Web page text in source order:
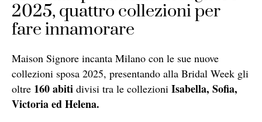
2025, quattro collezioni per
fare innamorare
Maison Signore incanta Milano con le sue nuove
collezioni sposa 2025, presentando alla Bridal Week gli
oltre 160 abiti divisi tra le collezioni Isabella, Sofia,
Victoria ed Helena.